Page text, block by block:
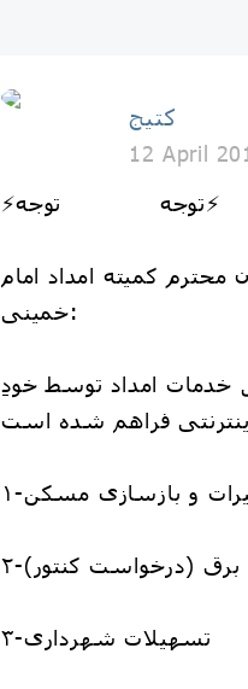
کتیج
12 April
⚡توجه توجه⚡
محترم کمیته امداد امام
خمینی:
خدمات امداد توسط خودِ
و بازسازی مسکن
برق (درخواست کنتور)
۳-تسهیلات شهرداری